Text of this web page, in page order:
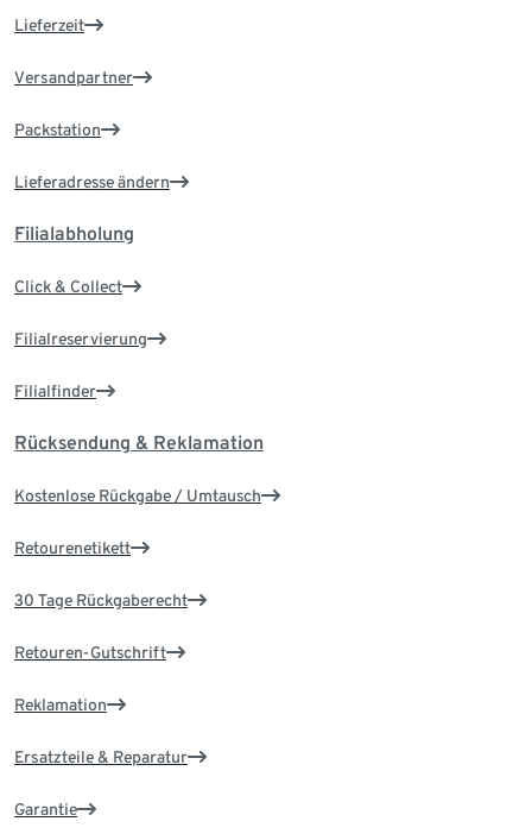
Lieferzeit
Versandpartner
Packstation
Lieferadresse ändern
Filialabholung
Click & Collect
Filialreservierung
Filialfinder
Rücksendung & Reklamation
Kostenlose Rückgabe / Umtausch
Retourenetikett
30 Tage Rückgaberecht
Retouren-Gutschrift
Reklamation
Ersatzteile & Reparatur
Garantie